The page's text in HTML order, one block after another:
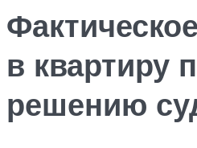
в квартиру
решению